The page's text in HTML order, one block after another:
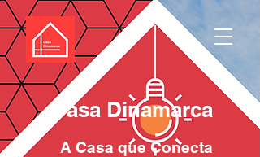
Casa Dinamarca
A Casa que Conecta